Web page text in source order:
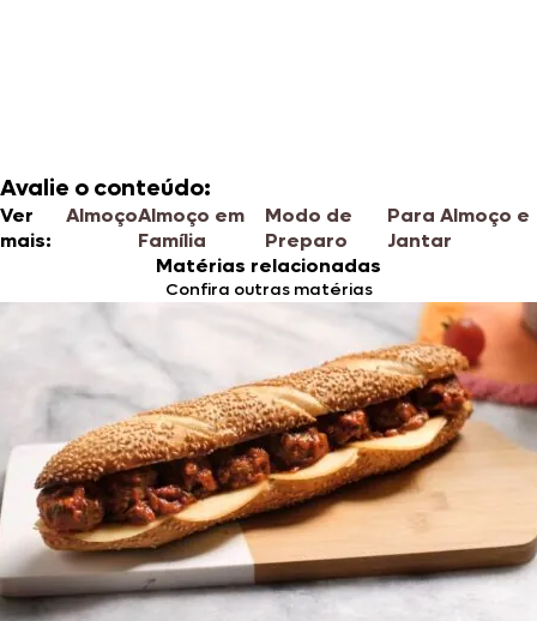
Avalie o conteúdo:
Ver
mais:
AlmoçoAlmoço em
Família
Modo de
Preparo
Para Almoço e
Jantar
Matérias relacionadas
Confira outras matérias